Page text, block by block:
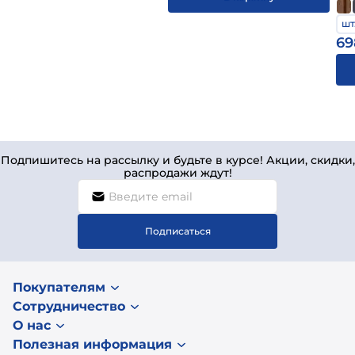
Подпишитесь на рассылку и будьте в курсе! Акции, скидки,
распродажи ждут!
Подписаться
Покупателям
Сотрудничество
О нас
Полезная информация